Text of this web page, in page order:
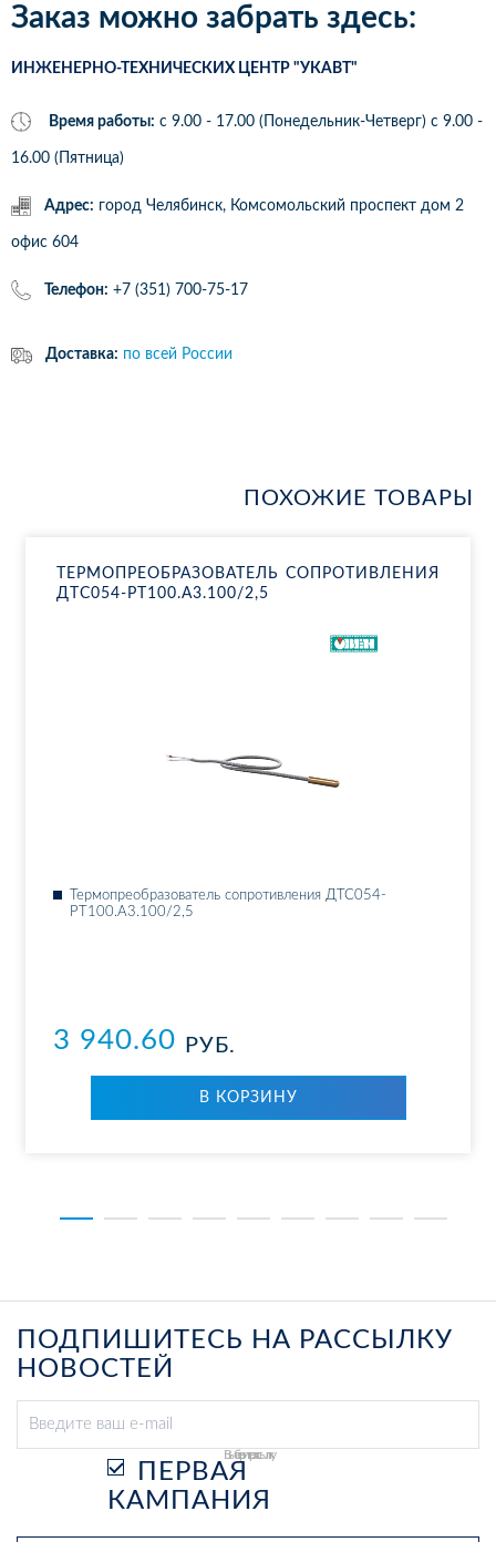
Заказ можно забрать здесь:
ИНЖЕНЕРНО-ТЕХНИЧЕСКИХ ЦЕНТР "УКАВТ"
Время работы: с 9.00 - 17.00 (Понедельник-Четверг) c 9.00 -
16.00 (Пятница)
Адрес: город Челябинск, Комсомольский проспект дом 2
офис 604
Телефон: +7 (351) 700-75-17
Доставка: по всей России
ПОХОЖИЕ ТОВАРЫ
ТЕР­МО­ПРЕ­ОБ­РА­ЗО­ВА­ТЕЛЬ СО­ПРО­ТИВ­ЛЕ­НИЯ
ДТ­С054-РТ100.А3.100/2,5
Тер­мо­пре­об­ра­зо­ва­тель со­про­тив­ле­ния ДТ­С054-
РТ100.А3.100/2,5
3 940.60 РУБ.
В КОР­ЗИ­НУ
ПОДПИШИТЕСЬ НА РАССЫЛКУ
НОВОСТЕЙ
Выберите рассылку
ПЕРВАЯ
КАМПАНИЯ